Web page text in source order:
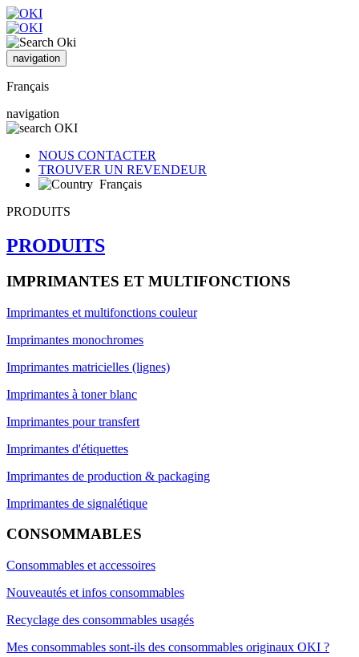
navigation
Français
navigation
NOUS CONTACTER
TROUVER UN REVENDEUR
Français
PRODUITS
PRODUITS
IMPRIMANTES ET MULTIFONCTIONS
Imprimantes et multifonctions couleur
Imprimantes monochromes
Imprimantes matricielles (lignes)
Imprimantes à toner blanc
Imprimantes pour transfert
Imprimantes d'étiquettes
Imprimantes de production & packaging
Imprimantes de signalétique
CONSOMMABLES
Consommables et accessoires
Nouveautés et infos consommables
Recyclage des consommables usagés
Mes consommables sont-ils des consommables originaux OKI ?